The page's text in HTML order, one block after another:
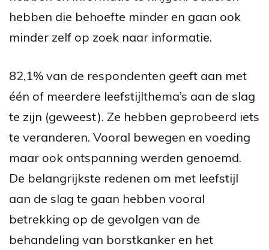
hebben die behoefte minder en gaan ook
minder zelf op zoek naar informatie.
82,1% van de respondenten geeft aan met
één of meerdere leefstijlthema’s aan de slag
te zijn (geweest). Ze hebben geprobeerd iets
te veranderen. Vooral bewegen en voeding
maar ook ontspanning werden genoemd.
De belangrijkste redenen om met leefstijl
aan de slag te gaan hebben vooral
betrekking op de gevolgen van de
behandeling van borstkanker en het